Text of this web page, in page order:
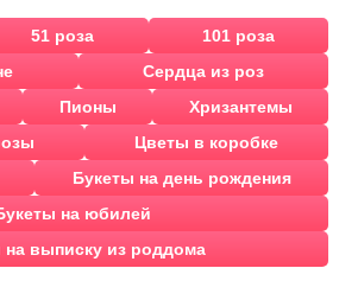
51 роза
101 роза
Сердца из роз
Пионы
Хризантемы
Цветы в коробке
Букеты на день рождения
на юбилей
на выписку из роддома